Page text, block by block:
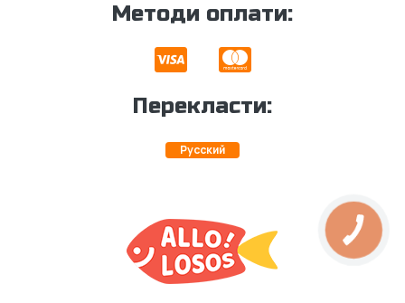
Методи оплати:
Перекласти:
Русский
КНОПКА
ЗВ'ЯЗКУ